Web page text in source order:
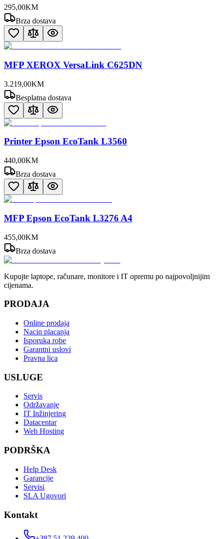
295,00KM
Brza dostava
MFP XEROX VersaLink C625DN
3.219,00KM
Besplatna dostava
Printer Epson EcoTank L3560
440,00KM
Brza dostava
MFP Epson EcoTank L3276 A4
455,00KM
Brza dostava
Kupujte laptope, računare, monitore i IT opremu po najpovoljnijim
cijenama.
PRODAJA
Online prodaja
Nacin placanja
Isporuka robe
Garantni uslovi
Pravna lica
USLUGE
Servis
Održavanje
IT Inžinjering
Datacentar
Web Hosting
PODRŠKA
Help Desk
Garancije
Servisi
SLA Ugovori
Kontakt